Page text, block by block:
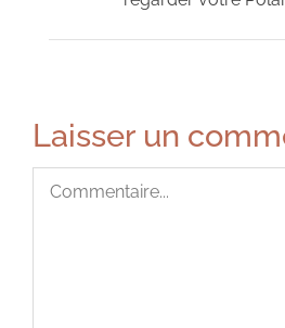
Laisser un